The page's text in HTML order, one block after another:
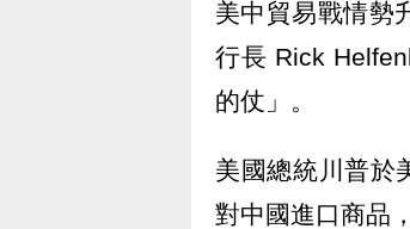
美中貿易戰情勢
行長 Rick
的仗」。
美國總統川普於
對中國進口商品